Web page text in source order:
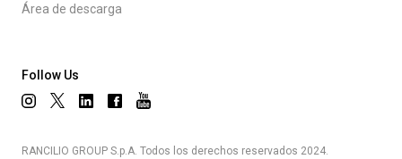
Área de descarga
Follow Us
RANCILIO GROUP S.p.A. Todos los derechos reservados 2024.